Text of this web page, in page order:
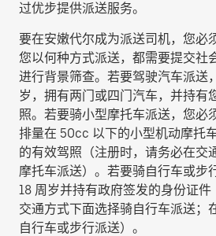
过优步提供派送服务。
要在安嫩代尔成为派送司机，您必
您以何种方式派送，都需要提交社
进行背景筛查。若要驾驶汽车派送
岁，拥有两门或四门汽车，并持有
照。若要骑小型摩托车派送，您必
排量在 50cc 以下的小型机动摩托
的有效驾照（注册时，请务必在交
摩托车派送）。若要骑自行车或步
18 周岁并持有政府签发的身份证
交通方式下面选择骑自行车派送；
自行车或步行派送）。